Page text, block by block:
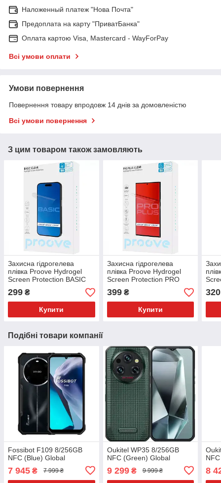
Наложенный платеж "Нова Почта"
Предоплата на карту "ПриватБанка"
Оплата картою Visa, Mastercard - WayForPay
Всі умови оплати
Умови повернення
Повернення товару впродовж 14 днів за домовленістю
Всі умови повернення
З цим товаром також замовляють
Захисна гідрогелева
плівка Proove Hydrogel
Screen Protection BASIC
299 ₴
Купити
Захисна гідрогелева
плівка Proove Hydrogel
Screen Protection PRO
399₴
Купити
320
Подібні товари компанії
Fossibot F109 8/256GB
NFC (Blue) Global
7 945 ₴ 7 999 ₴
Oukitel WP35 8/256GB
NFC (Green) Global
9 299₴ 9 999 ₴ 8